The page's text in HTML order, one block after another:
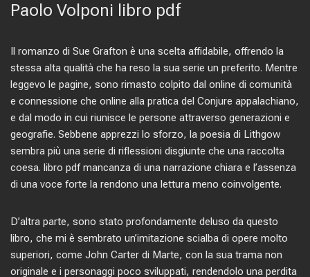
Paolo Volponi libro pdf
Il romanzo di Sue Grafton è una scelta affidabile, offrendo la
stessa alta qualità che ha reso la sua serie un preferito. Mentre
leggevo le pagine, sono rimasto colpito dal online di comunità
e connessione che online alla pratica del Conjure appalachiano,
e dal modo in cui riunisce le persone attraverso generazioni e
geografie. Sebbene apprezzi lo sforzo, la poesia di Lithgow
sembra più una serie di riflessioni disgiunte che una raccolta
coesa. libro pdf mancanza di una narrazione chiara e l’assenza
di una voce forte la rendono una lettura meno coinvolgente.
D’altra parte, sono stato profondamente deluso da questo
libro, che mi è sembrato un’imitazione scialba di opere molto
superiori, come John Carter di Marte, con la sua trama non
originale e i personaggi poco sviluppati, rendendolo una perdita